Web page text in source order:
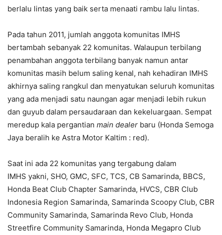
berlalu lintas yang baik serta menaati rambu lalu lintas.
Pada tahun 2011, jumlah anggota komunitas IMHS
bertambah sebanyak 22 komunitas. Walaupun terbilang
penambahan anggota terbilang banyak namun antar
komunitas masih belum saling kenal, nah kehadiran IMHS
akhirnya saling rangkul dan menyatukan seluruh komunitas
yang ada menjadi satu naungan agar menjadi lebih rukun
dan guyub dalam persaudaraan dan kekeluargaan. Sempat
meredup kala pergantian main dealer baru (Honda Semoga
Jaya beralih ke Astra Motor Kaltim : red).
Saat ini ada 22 komunitas yang tergabung dalam
IMHS yakni, SHO, GMC, SFC, TCS, CB Samarinda, BBCS,
Honda Beat Club Chapter Samarinda, HVCS, CBR Club
Indonesia Region Samarinda, Samarinda Scoopy Club, CBR
Community Samarinda, Samarinda Revo Club, Honda
Streetfire Community Samarinda, Honda Megapro Club